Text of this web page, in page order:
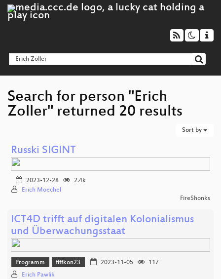
Search for person "Erich
Zoller" returned 20 results
Sort by
Russki SIGINT
2023-12-28
2.4k
Erich Moechel
FireShonks
ICT4D trifft auf digitalen Kolonialismus
und Überwachungsstaat
Programm fiffkon23 2023-11-05
117
Erich Pawlik